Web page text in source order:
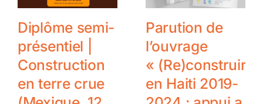
Diplôme semi-
présentiel |
Construction
en terre crue
Parution de
l’ouvrage
« (Re)construire
en Haiti 2019-